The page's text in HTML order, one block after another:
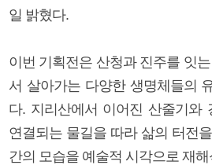
일 밝혔다.
이번 기획전은 산청과 진주를 잇
서 살아가는 다양한 생명체들의
다. 지리산에서 이어진 산줄기와
연결되는 물길을 따라 삶의 터전
간의 모습을 예술적 시각으로 재